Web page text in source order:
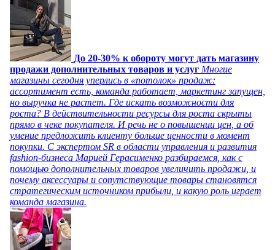
До 20-30% к обороту могут дать магазину
продажи дополнительных товаров и услуг Многие
магазины сегодня уперлись в «потолок» продаж:
ассортимент есть, команда работает, маркетинг запущен,
но выручка не растет. Где искать возможности для
роста? В действительности ресурсы для роста скрыты
прямо в чеке покупателя. И речь не о повышении цен, а об
умение предложить клиенту больше ценности в момент
покупки. С экспертом SR в области управления и развития
fashion-бизнеса Марией Герасименко разбираемся, как с
помощью дополнительных товаров увеличить продажи, и
почему аксессуары и сопутствующие товары становятся
стратегическим источником прибыли, и какую роль играет
команда магазина.